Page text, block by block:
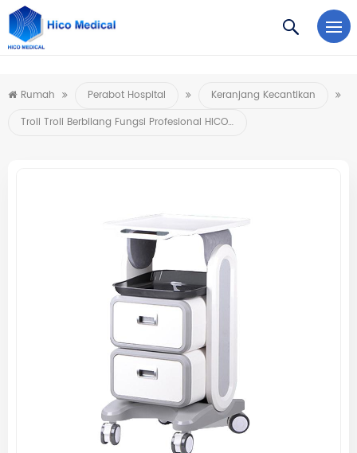
https://www.microsoft.com/en-us/microsoft-teams/log-in
Rumah Perabot Hospital
Keranjang Kecantikan
Troli Troli Berbilang Fungsi Profesional HICOMED Troli Rak Peralatan Salun Kecantikan Perubatan Dengan Dua Laci